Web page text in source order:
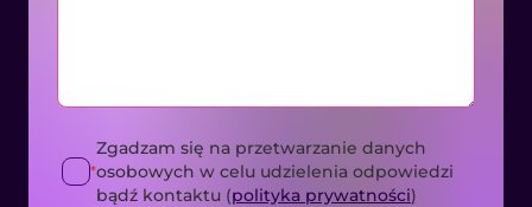
*
Zgadzam się na przetwarzanie danych
osobowych w celu udzielenia odpowiedzi
bądź kontaktu (polityka prywatności)